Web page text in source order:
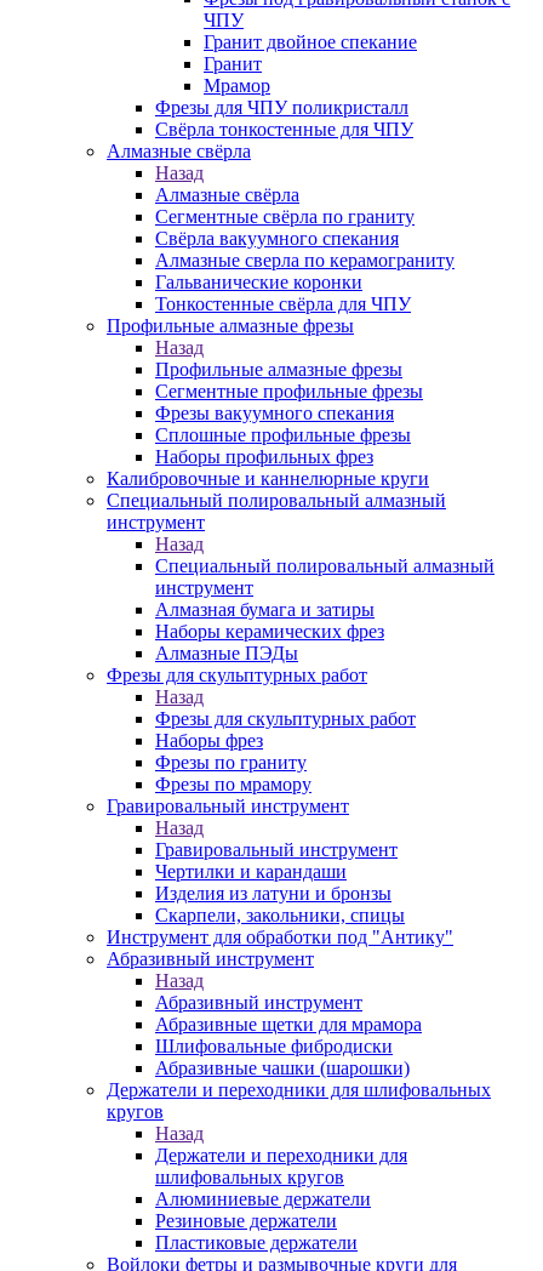
ЧПУ
Гранит двойное спекание
Гранит
Мрамор
Фрезы для ЧПУ поликристалл
Свёрла тонкостенные для ЧПУ
Алмазные свёрла
Назад
Алмазные свёрла
Сегментные свёрла по граниту
Свёрла вакуумного спекания
Алмазные сверла по керамограниту
Гальванические коронки
Тонкостенные свёрла для ЧПУ
Профильные алмазные фрезы
Назад
Профильные алмазные фрезы
Сегментные профильные фрезы
Фрезы вакуумного спекания
Сплошные профильные фрезы
Наборы профильных фрез
Калибровочные и каннелюрные круги
Специальный полировальный алмазный
инструмент
Назад
Специальный полировальный алмазный
инструмент
Алмазная бумага и затиры
Наборы керамических фрез
Алмазные ПЭДы
Фрезы для скульптурных работ
Назад
Фрезы для скульптурных работ
Наборы фрез
Фрезы по граниту
Фрезы по мрамору
Гравировальный инструмент
Назад
Гравировальный инструмент
Чертилки и карандаши
Изделия из латуни и бронзы
Скарпели, закольники, спицы
Инструмент для обработки под "Антику"
Абразивный инструмент
Назад
Абразивный инструмент
Абразивные щетки для мрамора
Шлифовальные фибродиски
Абразивные чашки (шарошки)
Держатели и переходники для шлифовальных
кругов
Назад
Держатели и переходники для
шлифовальных кругов
Алюминиевые держатели
Резиновые держатели
Пластиковые держатели
Войлоки фетры и размывочные круги для